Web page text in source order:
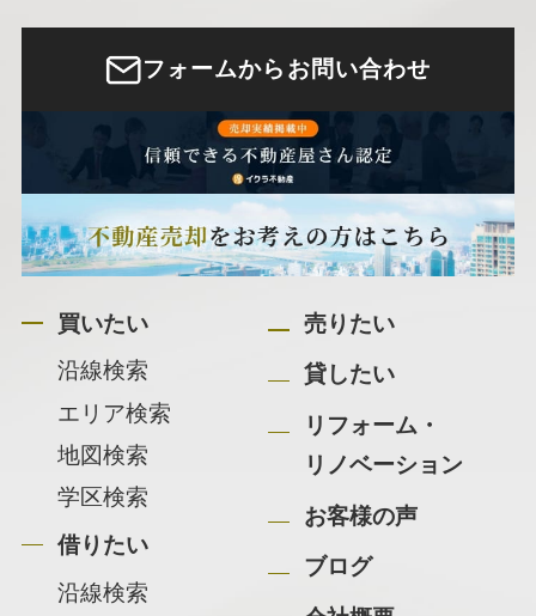
フォームからお問い合わせ
買いたい
沿線検索
エリア検索
地図検索
学区検索
借りたい
沿線検索
売りたい
貸したい
リフォーム・
リノベーション
お客様の声
ブログ